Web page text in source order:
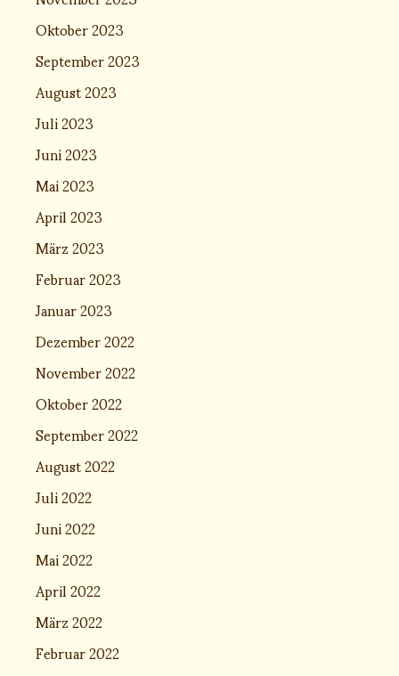
Oktober 2023
September 2023
August 2023
Juli 2023
Juni 2023
Mai 2023
April 2023
März 2023
Februar 2023
Januar 2023
Dezember 2022
November 2022
Oktober 2022
September 2022
August 2022
Juli 2022
Juni 2022
Mai 2022
April 2022
März 2022
Februar 2022